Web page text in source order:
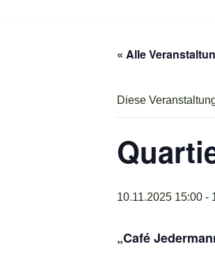
« Alle
Diese
10.11.2025 15:00 -
„Café